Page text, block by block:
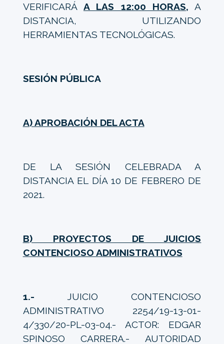
VERIFICARÁ A LAS 12:00 HORAS, A
DISTANCIA, UTILIZANDO
HERRAMIENTAS TECNOLÓGICAS.
SESIÓN PÚBLICA
A) APROBACIÓN DEL ACTA
DE LA SESIÓN CELEBRADA A
DISTANCIA EL DÍA 10 DE FEBRERO DE
2021.
B) PROYECTOS DE JUICIOS
CONTENCIOSO ADMINISTRATIVOS
1.- JUICIO CONTENCIOSO
ADMINISTRATIVO 2254/19-13-01-
4/330/20-PL-03-04.- ACTOR: EDGAR
SPINOSO CARRERA.- AUTORIDAD